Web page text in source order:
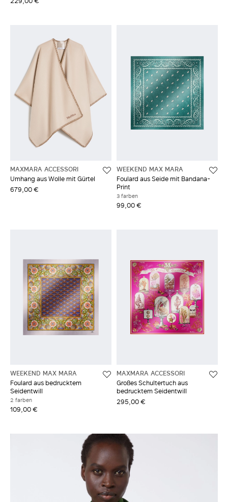
MAXMARA ACCESSORI
Umhang aus Wolle mit Gürtel
679,00 €
WEEKEND MAX MARA
Foulard aus Seide mit Bandana-
Print
3 farben
99,00 €
WEEKEND MAX MARA
Foulard aus bedrucktem
Seidentwill
2 farben
109,00 €
MAXMARA ACCESSORI
Großes Schultertuch aus
bedrucktem Seidentwill
295,00 €